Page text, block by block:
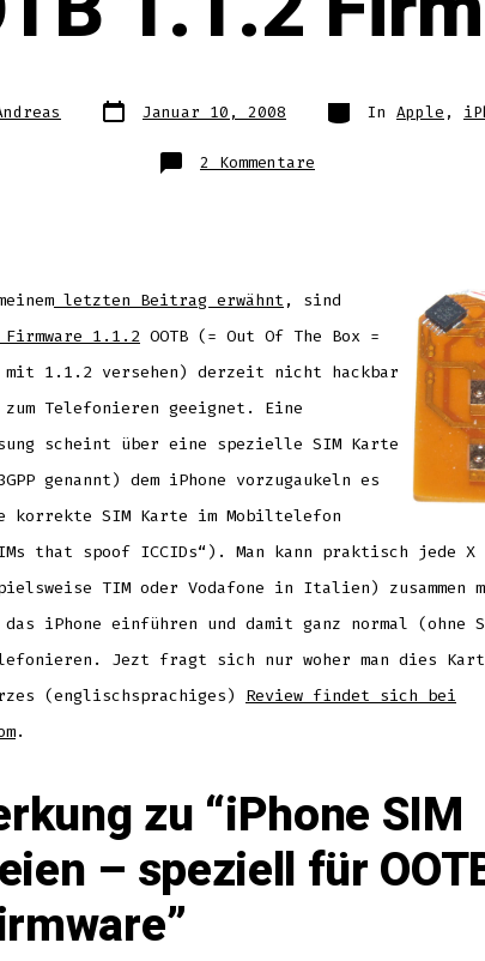
Datum
des Januar 10, 2008 Kategorien
In Apple ,
2 Kommentare
iPhone
Firmware
letzten Beitrag erwähnt , sind
1.1.2 OOTB (= Out Of The Box =
mit 1.1.2 versehen) derzeit nicht hackbar
Telefonieren geeignet. Eine
scheint über eine spezielle SIM Karte
genannt) dem iPhone vorzugaukeln es
korrekte SIM Karte im Mobiltelefon
that spoof ICCIDs“). Man kann praktisch jede
TIM oder Vodafone in Italien) zusammen
iPhone einführen und damit ganz normal (ohne
Jezt fragt sich nur woher man dies
(englischsprachiges) Review findet sich bei
.
zu “iPhone SIM
– speziell für
”